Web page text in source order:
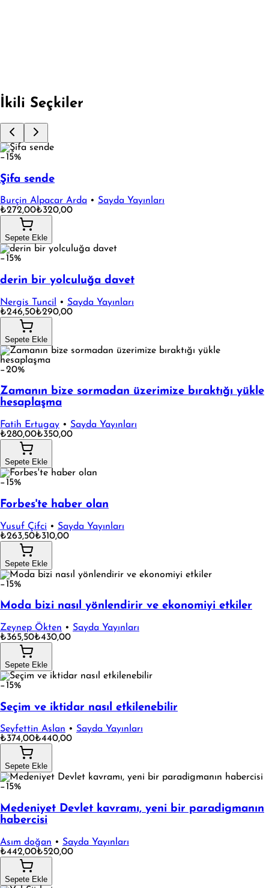
Fırsata Git
İkili Seçkiler
−15%
Şifa sende
Burçin Alpacar Arda • Sayda Yayınları
₺272,00₺320,00
Sepete Ekle
−15%
derin bir yolculuğa davet
Nergis Tuncil • Sayda Yayınları
₺246,50₺290,00
Sepete Ekle
−20%
Zamanın bize sormadan üzerimize bıraktığı yükle
hesaplaşma
Fatih Ertugay • Sayda Yayınları
₺280,00₺350,00
Sepete Ekle
−15%
Forbes'te haber olan
Yusuf Çifci • Sayda Yayınları
₺263,50₺310,00
Sepete Ekle
−15%
Moda bizi nasıl yönlendirir ve ekonomiyi etkiler
Zeynep Ökten • Sayda Yayınları
₺365,50₺430,00
Sepete Ekle
−15%
Seçim ve iktidar nasıl etkilenebilir
Seyfettin Aslan • Sayda Yayınları
₺374,00₺440,00
Sepete Ekle
−15%
Medeniyet Devlet kavramı, yeni bir paradigmanın
habercisi
Asım doğan • Sayda Yayınları
₺442,00₺520,00
Sepete Ekle